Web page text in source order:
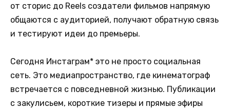
от сторис до Reels создатели фильмов напрямую
общаются с аудиторией, получают обратную связь
и тестируют идеи до премьеры.
Сегодня Инстаграм* это не просто социальная
сеть. Это медиапространство, где кинематограф
встречается с повседневной жизнью. Публикации
с закулисьем, короткие тизеры и прямые эфиры